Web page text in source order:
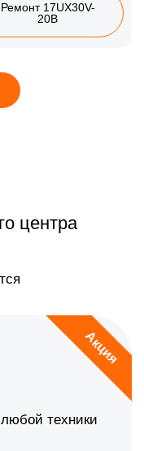
Ремонт 17UX30V-
20B
центра
Акция
техники